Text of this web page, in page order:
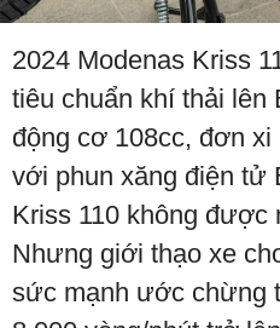
2024 Modenas Kriss
tiêu chuẩn khí thải lên
động cơ 108cc, đơn
với phun xăng điện tử
Kriss 110 không được
Nhưng giới thạo xe
sức mạnh ước chừng